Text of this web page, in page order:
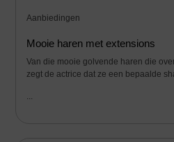
Aanbiedingen
Mooie haren met extensions
Van die mooie golvende haren die
zegt de actrice dat ze een bepaalde
...